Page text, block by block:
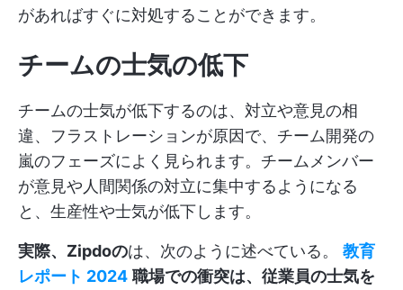
があればすぐに対処することができます。
チームの士気の低下
チームの士気が低下するのは、対立や意見の相
違、フラストレーションが原因で、チーム開発の
嵐のフェーズによく見られます。チームメンバー
が意見や人間関係の対立に集中するようになる
と、生産性や士気が低下します。
実際、Zipdoのは、次のように述べている。 教育
レポート 2024 職場での衝突は、従業員の士気を